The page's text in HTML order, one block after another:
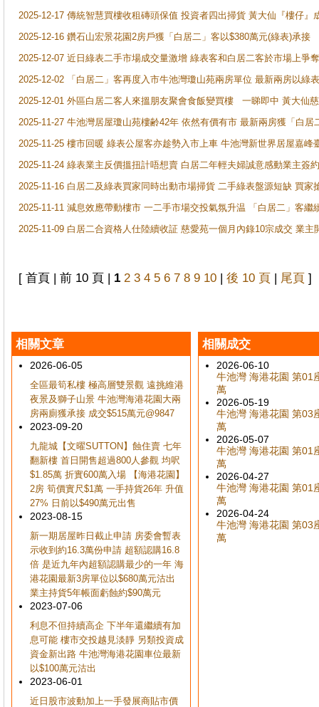
2025-12-17 傳統智慧買樓收租磚頭保值 投資者四出掃貨 黃大仙『樓仔
2025-12-16 鑽石山宏景花園2房戶獲「白居二」客以$380萬元(綠表)承接
2025-12-07 近日綠表二手市場成交量激增 綠表客和白居二客於市場上
2025-12-02 「白居二」客再度入市牛池灣瓊山苑兩房單位 最新兩房以綠
2025-12-01 外區白居二客人來搵朋友聚會食飯變買樓 一睇即中 黃大仙
2025-11-27 牛池灣居屋瓊山苑樓齢42年 依然有價有市 最新兩房獲「白居
2025-11-25 樓市回暖 綠表公屋客亦趁勢入市上車 牛池灣新世界居屋嘉峰
2025-11-24 綠表業主反價搵扭計唔想賣 白居二年輕夫婦誠意感動業主簽
2025-11-16 白居二及綠表買家同時出動市場掃貨 二手綠表盤源短缺 買
2025-11-11 減息效應帶動樓市 一二手市場交投氣氛升温 「白居二」客
2025-11-09 白居二合資格人仕陸續收証 慈愛苑一個月內錄10宗成交 業
[ 首頁 | 前 10 頁 | 1 2 3 4 5 6 7 8 9 10 | 後 10 頁 | 尾頁 ]
相關文章
2026-06-05
全區最筍私樓 極高層雙景觀 遠挑維港
夜景及獅子山景 牛池灣海港花園大兩
房兩廁獲承接 成交$515萬元@9847
2023-09-20
九龍城【文曜SUTTON】蝕住賣 七年
翻新樓 首日開售超過800人參觀 均呎
$1.85萬 折實600萬入場 【海港花園】
2房 筍價實尺$1萬 一手持貨26年 升值
27% 日前以$490萬元出售
2023-08-15
新一期居屋昨日截止申請 房委會暫表
示收到約16.3萬份申請 超額認購16.8
倍 是近九年內超額認購最少的一年 海
港花園最新3房單位以$680萬元沽出
業主持貨5年帳面虧蝕約$90萬元
2023-07-06
利息不但持續高企 下半年還繼續有加
息可能 樓市交投越見淡靜 另類投資成
資金新出路 牛池灣海港花園車位最新
以$100萬元沽出
2023-06-01
近日股市波動加上一手發展商貼市價
相關成交
2026-06-10
牛池灣 海港花園 第01
萬
2026-05-19
牛池灣 海港花園 第03
萬
2026-05-07
牛池灣 海港花園 第01
萬
2026-04-27
牛池灣 海港花園 第01
萬
2026-04-24
牛池灣 海港花園 第03
萬